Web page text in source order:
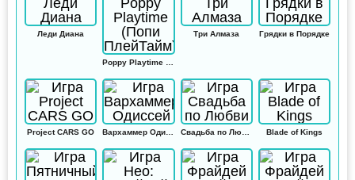
Леди Диана Три Алмаза Грядки в Порядке
Project CARS GO Свадьба по Любви Blade of Kings